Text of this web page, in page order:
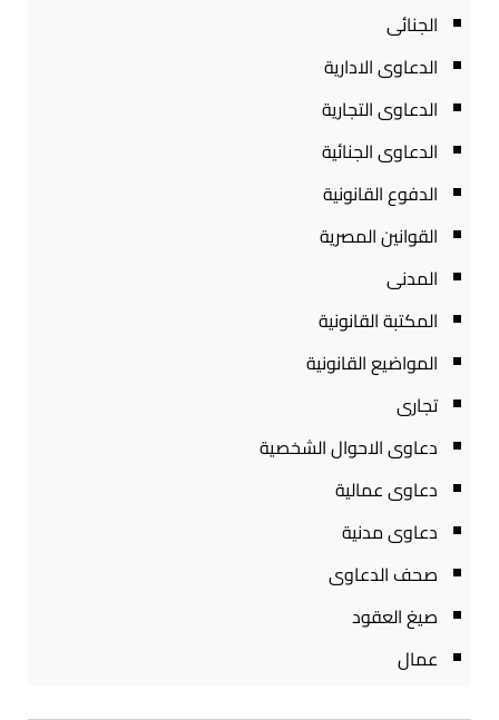
الجنائى
الدعاوى الادارية
الدعاوى التجارية
الدعاوى الجنائية
الدفوع القانونية
القوانين المصرية
المدنى
المكتبة القانونية
المواضيع القانونية
تجارى
دعاوى الاحوال الشخصية
دعاوى عمالية
دعاوى مدنية
صحف الدعاوى
صيغ العقود
عمال